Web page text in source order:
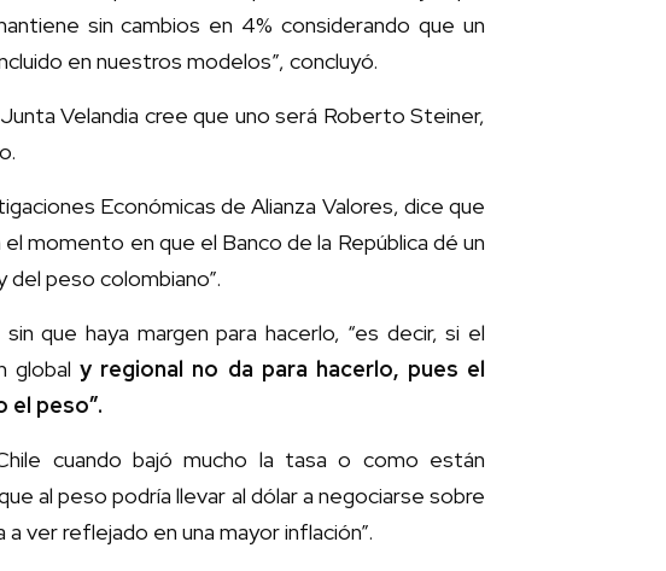
sin cambios en 4% considerando que un
en nuestros modelos”, concluyó.
Junta Velandia cree que uno será Roberto Steiner,
Económicas de Alianza Valores, dice que
momento en que el Banco de la República dé un
del peso colombiano”.
que haya margen para hacerlo, “es decir, si el
globaly regional no da para hacerlo, pues el
el peso”.
cuando bajó mucho la tasa o como están
al peso podría llevar al dólar a negociarse sobre
ver reflejado en una mayor inflación”.